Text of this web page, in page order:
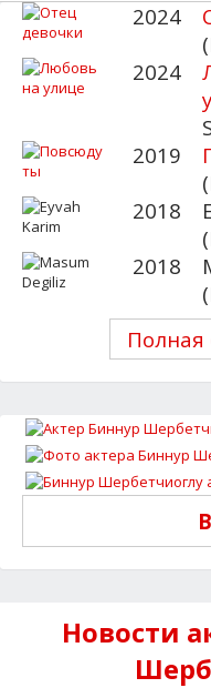
2024
2024
2019
2018
2018
Новости